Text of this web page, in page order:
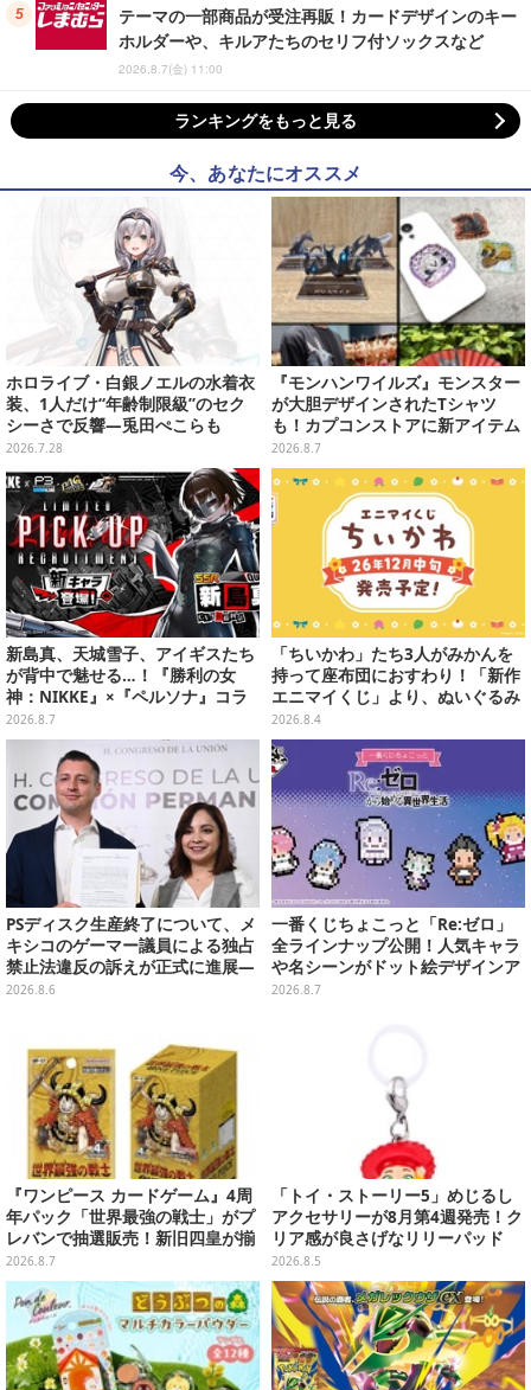
テーマの一部商品が受注再販！カードデザインのキー
ホルダーや、キルアたちのセリフ付ソックスなど
2026.8.7(金) 11:00
ランキングをもっと見る
今、あなたにオススメ
ホロライブ・白銀ノエルの水着衣
装、1人だけ“年齢制限級”のセク
シーさで反響―兎田ぺこらも
「こ、こんなことが許されていい
のか？」と興奮隠せず
2026.7.28
『モンハンワイルズ』モンスター
が大胆デザインされたTシャツ
も！カプコンストアに新アイテム
が続々登場
2026.8.7
新島真、天城雪子、アイギスたち
が背中で魅せる…！『勝利の女
神：NIKKE』×『ペルソナ』コラ
ボキャラ＆KV解禁
2026.8.7
「ちいかわ」たち3人がみかんを
持って座布団におすわり！「新作
エニマイくじ」より、ぬいぐるみ
画像が初公開
2026.8.4
PSディスク生産終了について、メ
キシコのゲーマー議員による独占
禁止法違反の訴えが正式に進展―
「テクノロジーは自由を拡大する
2026.8.6
一番くじちょこっと「Re:ゼロ」
全ラインナップ公開！人気キャラ
や名シーンがドット絵デザインア
クリルマグネットに
2026.8.7
『ワンピース カードゲーム』4周
年パック「世界最強の戦士」がプ
レバンで抽選販売！新旧四皇が揃
い踏み、刃牙作者が描く「カイド
ウ」も
2026.8.7
「トイ・ストーリー5」めじるし
アクセサリーが8月第4週発売！ク
リア感が良さげなリリーパッド
や、ジェシーなど全5種ラインナ
ップ
2026.8.5